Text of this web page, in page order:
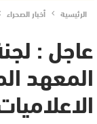
الرئيسية أخبار الصحراء
عاجل :
المعهد